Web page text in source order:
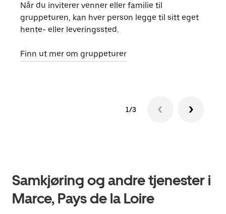
Når du inviterer venner eller familie til
gruppeturen, kan hver person legge til sitt eget
hente- eller leveringssted.
Finn ut mer om gruppeturer
1/3
Samkjøring og andre tjenester i
Marce, Pays de la Loire